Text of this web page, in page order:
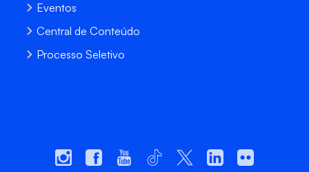
Eventos
Central de Conteúdo
Processo Seletivo